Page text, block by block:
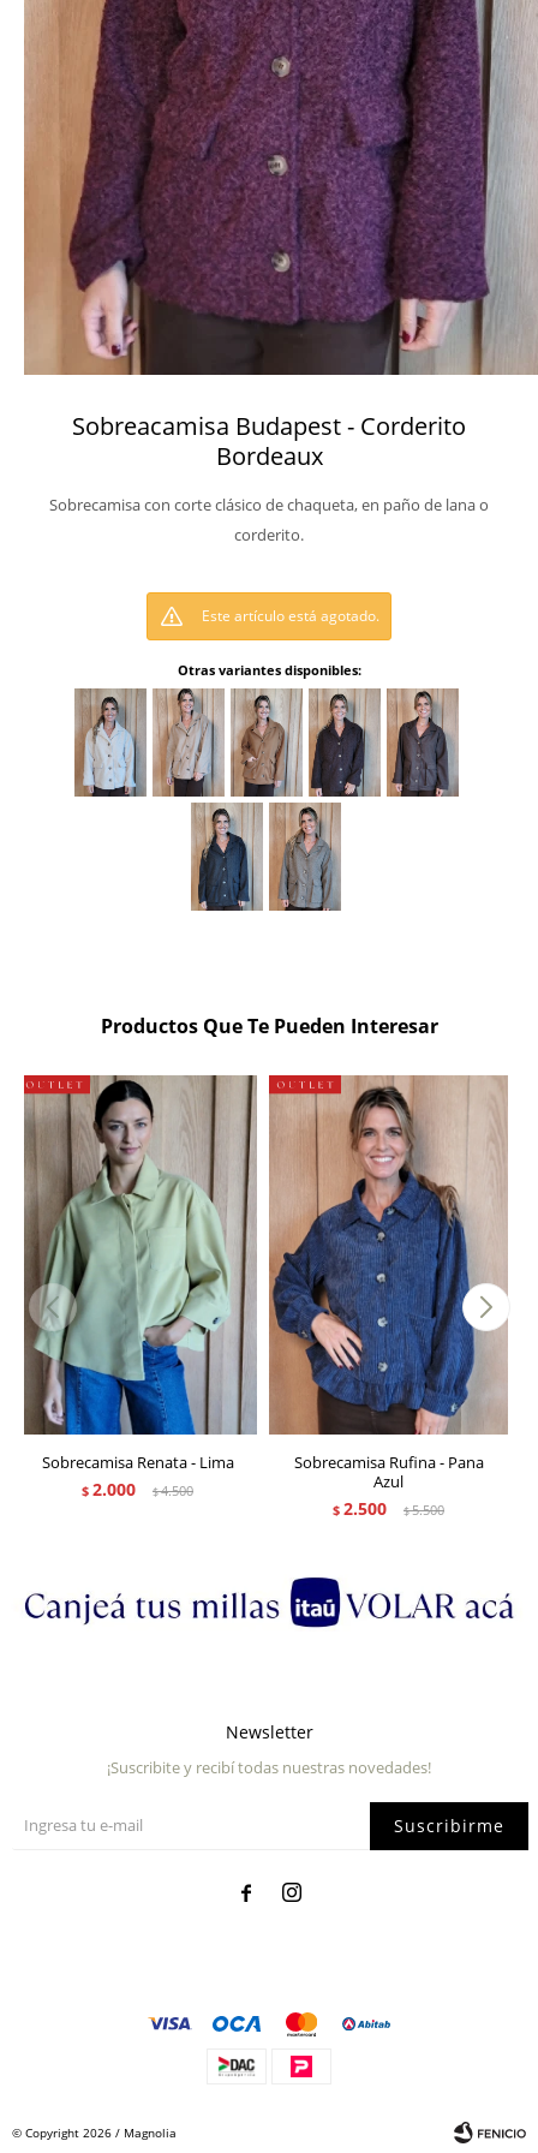
Sobreacamisa Budapest - Corderito
Bordeaux
Sobrecamisa con corte clásico de chaqueta, en paño de lana o
corderito.
Este artículo está agotado.
Otras variantes disponibles:
Productos Que Te Pueden Interesar
Sobrecamisa Renata - Lima
$ 2.000 $4.500
Sobrecamisa Rufina - Pana
Azul
$ 2.500 $5.500
Newsletter
¡Suscribite y recibí todas nuestras novedades!
Suscribirme
 
© Copyright 2026 / Magnolia